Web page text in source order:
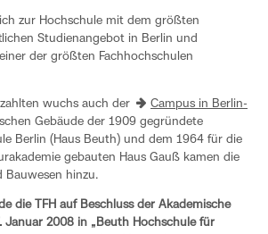
zur Hochschule mit dem größten
Studienangebot in Berlin und
der größten Fachhochschulen
wuchs auch der
Campus in Berlin-
Gebäude der 1909 gegründete
Berlin (Haus Beuth) und dem 1964 für die
gebauten Haus Gauß kamen die
Bauwesen hinzu.
die TFH auf Beschluss der Akademische
Januar 2008 in „Beuth Hochschule für